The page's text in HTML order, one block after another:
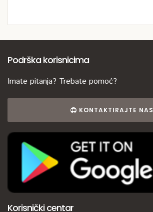
Podrška korisnicima
Imate pitanja? Trebate pomoć?
KONTAKTIRAJTE NAS
Korisnički centar